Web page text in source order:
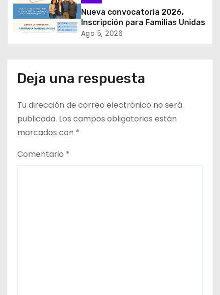
n
a
d
a
s
𝘼𝙡𝙗𝙚𝙧𝙩𝙤 𝙃𝙪𝙧𝙩𝙖𝙙𝙤 𝙙𝙚 𝙋𝙞𝙘𝙖 𝙖 𝙡𝙖
𝙞𝙣𝙙𝙪𝙨𝙩𝙧𝙞𝙖 𝙢𝙞𝙣𝙚𝙧𝙖
Nueva convocatoria 2026,
Inscripción para Familias Unidas
Ago 5, 2026
Deja una respuesta
Tu dirección de correo electrónico no será
publicada. Los campos obligatorios están
marcados con *
Comentario *